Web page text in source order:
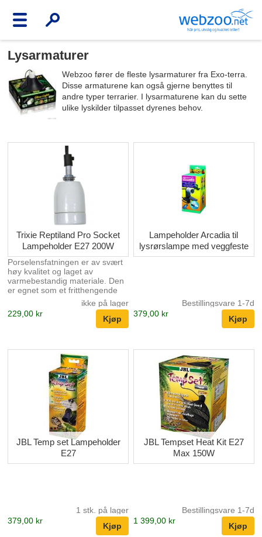
Lysarmaturer
Webzoo fører de fleste lysarmaturer fra Exo-terra.
Disse armaturene kan også gjerne benyttes til
andre typer terrarier. I lysarmaturene kan du sette
ulike lyskilder tilpasset dyrenes behov.
Trixie Reptiland Pro Socket
Lampeholder E27 200W
Porselensfatningen er av svært
høy kvalitet og laget av
varmebestandig materiale. Den
er egnet som et fritthengende
tilbehør og har en kabel med
strømbryter, noe som gjør den
allsidig i bruk. Den kan brukes
både som en fast lampe eller for
installasjon. Denne
porselensfatningen er ideell for
å sikre pålitelig og sikker
belysning i terrarier eller andre
steder der det er behov for
varme eller lys.
ikke på lager
229,00 kr
Lampeholder Arcadia til
lysrørslampe med veggfeste
Bestillingsvare 1-7d
379,00 kr
JBL Temp set Lampeholder
E27
1 stk. på lager
379,00 kr
JBL Tempset Heat Kit E27
Max 150W
Bestillingsvare 1-7d
1 399,00 kr